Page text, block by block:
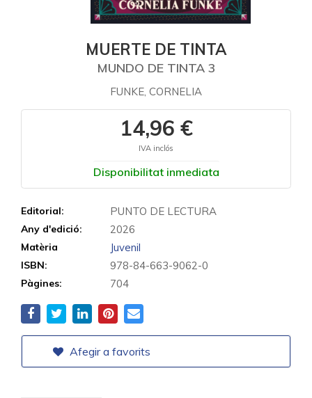
MUERTE DE TINTA
MUNDO DE TINTA 3
FUNKE, CORNELIA
14,96 €
IVA inclós
Disponibilitat inmediata
Editorial: PUNTO DE LECTURA
Any d'edició: 2026
Matèria Juvenil
ISBN: 978-84-663-9062-0
Pàgines: 704
Afegir a favorits